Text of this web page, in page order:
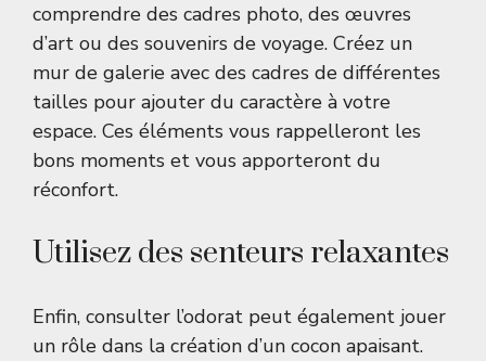
comprendre des cadres photo, des œuvres
d’art ou des souvenirs de voyage. Créez un
mur de galerie avec des cadres de différentes
tailles pour ajouter du caractère à votre
espace. Ces éléments vous rappelleront les
bons moments et vous apporteront du
réconfort.
Utilisez des senteurs relaxantes
Enfin, consulter l’odorat peut également jouer
un rôle dans la création d’un cocon apaisant.